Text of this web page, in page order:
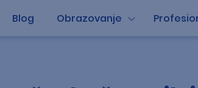
Blog Obrazovanje